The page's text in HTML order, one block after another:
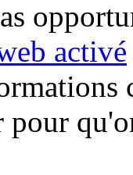
activé
pour